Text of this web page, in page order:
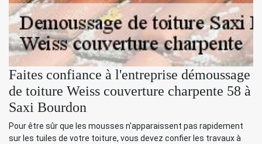
Faites confiance à l'entreprise démoussage
de toiture Weiss couverture charpente 58 à
Saxi Bourdon
Pour être sûr que les mousses n'apparaissent pas rapidement
sur les tuiles de votre toiture, vous devez confier les travaux à